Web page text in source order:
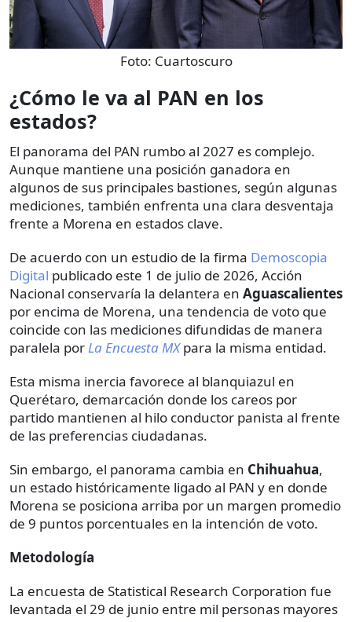
Foto: Cuartoscuro
¿Cómo le va al PAN en los
estados?
El panorama del PAN rumbo al 2027 es complejo.
Aunque mantiene una posición ganadora en
algunos de sus principales bastiones, según algunas
mediciones, también enfrenta una clara desventaja
frente a Morena en estados clave.
De acuerdo con un estudio de la firma Demoscopia
Digital publicado este 1 de julio de 2026, Acción
Nacional conservaría la delantera en Aguascalientes
por encima de Morena, una tendencia de voto que
coincide con las mediciones difundidas de manera
paralela porLa Encuesta MXpara la misma entidad.
Esta misma inercia favorece al blanquiazul en
Querétaro, demarcación donde los careos por
partido mantienen al hilo conductor panista al frente
de las preferencias ciudadanas.
Sin embargo, el panorama cambia en Chihuahua,
un estado históricamente ligado al PAN y en donde
Morena se posiciona arriba por un margen promedio
de 9 puntos porcentuales en la intención de voto.
Metodología
La encuesta de Statistical Research Corporation fue
levantada el 29 de junio entre mil personas mayores